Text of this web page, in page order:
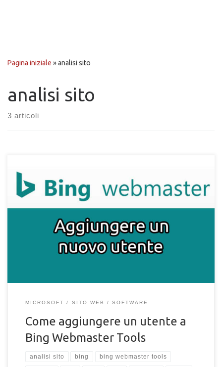
Pagina iniziale »analisi sito
analisi sito
3 articoli
Come aggiungere un nuovo utente nella scheda del sito di Bing
Webmaster Tools. Segui i passaggi per aggiungere altri utenti
alla piattaforma
MICROSOFT SITO WEB SOFTWARE
Come aggiungere un utente a
Bing Webmaster Tools
analisi sito bing bing webmaster tools